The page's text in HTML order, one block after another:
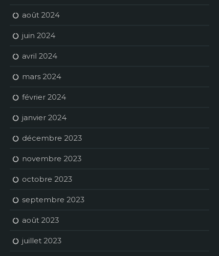
août 2024
juin 2024
avril 2024
mars 2024
février 2024
janvier 2024
décembre 2023
novembre 2023
octobre 2023
septembre 2023
août 2023
juillet 2023